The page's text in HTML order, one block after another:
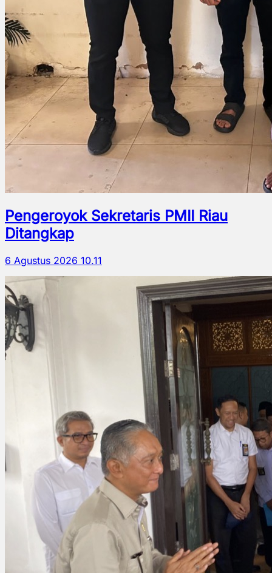
Pengeroyok Sekretaris PMII Riau
Ditangkap
6 Agustus 2026 10.11